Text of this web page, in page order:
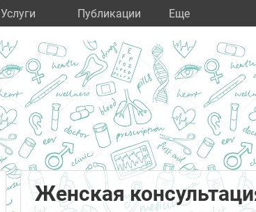
Услуги Публикации Eще
Женская